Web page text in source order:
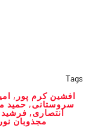
Tags
افشین کرم پور ,
سروستانی,حمید
انتصاری, فرشید
مجذوبان نور